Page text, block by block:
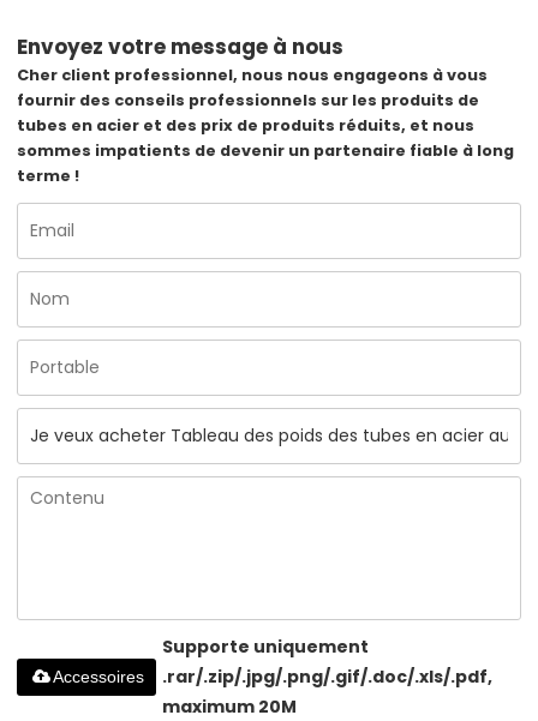
Envoyez votre message à nous
Cher client professionnel, nous nous engageons à vous
fournir des conseils professionnels sur les produits de
tubes en acier et des prix de produits réduits, et nous
sommes impatients de devenir un partenaire fiable à long
terme !
Supporte uniquement
.rar/.zip/.jpg/.png/.gif/.doc/.xls/.pdf,
maximum 20M
Accessoires